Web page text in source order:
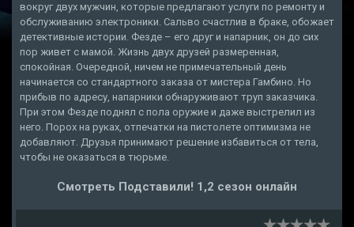
вокруг двух мужчин, которые предлагают услуги по ремонту и
обслуживанию электроники. Сальво счастлив в браке, обожает
детективные истории. Фезде – его друг и напарник, он до сих
пор живет с мамой. Жизнь двух друзей размеренная,
спокойная. Очередной, ничем не примечательный день
начинается со стандартного заказа от мистера Гамбино. Но
прибыв по адресу, напарники обнаруживают труп заказчика.
При этом Фезде поднял с пола оружие и даже выстрелил из
него. Порох на руках, отпечатки на пистолете оптимизма не
добавляют. Друзья принимают решение избавиться от тела,
чтобы не оказаться в тюрьме.
Смотреть Подставили! 1,2 сезон онлайн